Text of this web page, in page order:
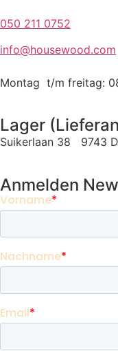
050 211 0752
info@housewood.com
Montag t/m freitag:
Lager
Suikerlaan 38 9743
Anmelden